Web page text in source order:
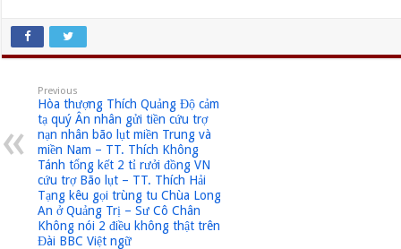
Previous
Hòa thượng Thích Quảng Độ cảm
tạ quý Ân nhân gửi tiền cứu trợ
nạn nhân bão lụt miền Trung và
miền Nam – TT. Thích Không
Tánh tổng kết 2 tỉ rưởi đồng VN
cứu trợ Bão lụt – TT. Thích Hải
Tạng kêu gọi trùng tu Chùa Long
An ở Quảng Trị – Sư Cô Chân
Không nói 2 điều không thật trên
Đài BBC Việt ngữ